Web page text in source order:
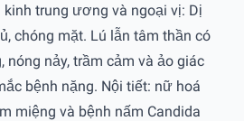
kinh trung ương và ngoại vị: Dị
chóng mặt. Lú lẫn tâm thần có
nóng nảy, trầm cảm và ảo giác
bệnh nặng. Nội tiết: nữ hoá
miệng và bệnh nấm Candida